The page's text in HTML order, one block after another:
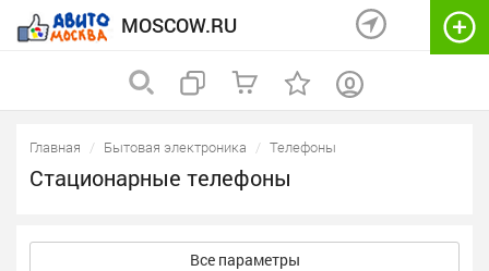
MOSCOW.RU
Главная Бытовая электроника Телефоны
Стационарные телефоны
Все параметры